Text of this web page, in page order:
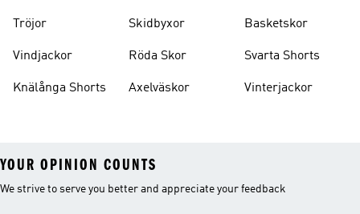
Tröjor
Vindjackor
Knälånga Shorts
Skidbyxor
Röda Skor
Axelväskor
Basketskor
Svarta Shorts
Vinterjackor
YOUR OPINION COUNTS
We strive to serve you better and appreciate your feedback